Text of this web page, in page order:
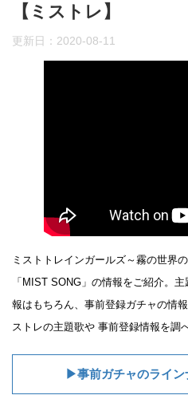
【ミストレ】
更新日： 2020-08-11
ミストトレインガールズ～霧の世界
「MIST SONG」の情報をご紹介。
報はもちろん、事前登録ガチャの情
ストレの主題歌や 事前登録情報を調
▶事前ガチャのライン